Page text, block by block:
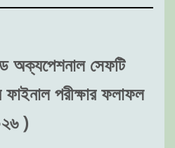
অক্যপেশনাল সেফটি
পরীক্ষার ফলাফল
)